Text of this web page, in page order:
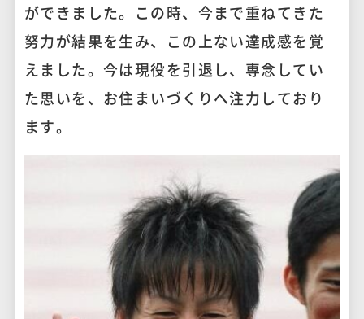
ができました。この時、今まで重ねてきた
努力が結果を生み、この上ない達成感を覚
えました。今は現役を引退し、専念してい
た思いを、お住まいづくりへ注力しており
ます。